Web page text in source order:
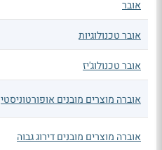
אובר
אובר טכנולוגיות
אובר טכנולוג'יז
אוברה מוצרים מובנים אופורטוניסטי
אוברה מוצרים מובנים דירוג גבוה